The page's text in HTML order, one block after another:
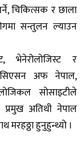
चिकित्सक र छाला
सन्तुलन ल्याउन
भेनेरोलोजिस्ट र
अफ नेपाल,
सोसाइटीले
प्रमुख अतिथी नेपाल
मरहठ्ठा हुनुहुन्थ्यो ।